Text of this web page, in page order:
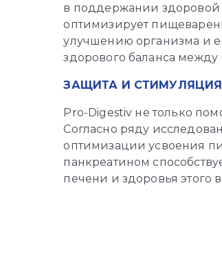
в поддержании здоровой
оптимизирует
улучшению организма и
здорового баланса
ЗАЩИТА И
Pro-Digestiv не только
Согласно ряду
оптимизации усвоения
панкреатином
печени и здоровья этого